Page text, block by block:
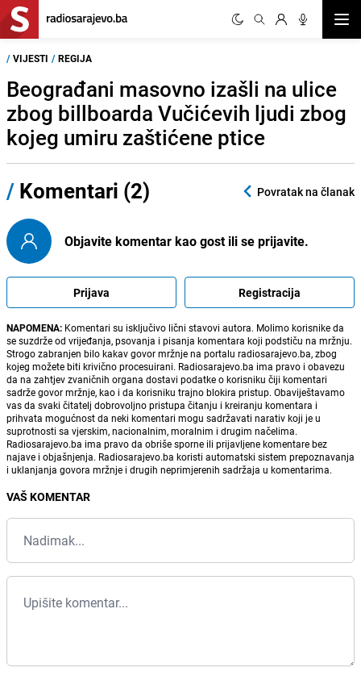
/ VIJESTI / REGIJA
Beograđani masovno izašli na ulice
zbog billboarda Vučićevih ljudi zbog
kojeg umiru zaštićene ptice
/ Komentari (2) Povratak na članak
Objavite komentar kao gost ili se prijavite.
Prijava Registracija
NAPOMENA: Komentari su isključivo lični stavovi autora. Molimo korisnike da
se suzdrže od vrijeđanja, psovanja i pisanja komentara koji podstiču na mržnju.
Strogo zabranjen bilo kakav govor mržnje na portalu radiosarajevo.ba, zbog
kojeg možete biti krivično procesuirani. Radiosarajevo.ba ima pravo i obavezu
da na zahtjev zvaničnih organa dostavi podatke o korisniku čiji komentari
sadrže govor mržnje, kao i da korisniku trajno blokira pristup. Obaviještavamo
vas da svaki čitatelj dobrovoljno pristupa čitanju i kreiranju komentara i
prihvata mogućnost da neki komentari mogu sadržavati narativ koji je u
suprotnosti sa vjerskim, nacionalnim, moralnim i drugim načelima.
Radiosarajevo.ba ima pravo da obriše sporne ili prijavljene komentare bez
najave i objašnjenja. Radiosarajevo.ba koristi automatski sistem prepoznavanja
i uklanjanja govora mržnje i drugih neprimjerenih sadržaja u komentarima.
VAŠ KOMENTAR